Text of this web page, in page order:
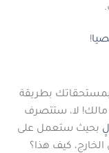
!
بمستحقاتك بطريقة
مالك! لا، ستتصرف
بحيث ستعمل على
كيف هذا؟